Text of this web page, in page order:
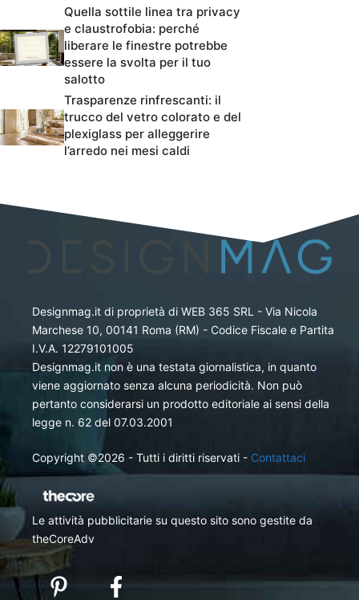
Quella sottile linea tra privacy
e claustrofobia: perché
liberare le finestre potrebbe
essere la svolta per il tuo
salotto
Trasparenze rinfrescanti: il
trucco del vetro colorato e del
plexiglass per alleggerire
l’arredo nei mesi caldi
Designmag.it di proprietà di WEB 365 SRL - Via Nicola
Marchese 10, 00141 Roma (RM) - Codice Fiscale e Partita
I.V.A. 12279101005
Designmag.it non è una testata giornalistica, in quanto
viene aggiornato senza alcuna periodicità. Non può
pertanto considerarsi un prodotto editoriale ai sensi della
legge n. 62 del 07.03.2001
Copyright ©2026 - Tutti i diritti riservati - Contattaci
Le attività pubblicitarie su questo sito sono gestite da
theCoreAdv